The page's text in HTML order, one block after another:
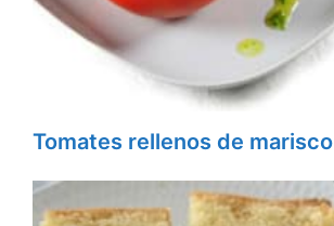
Tomates rellenos de marisco